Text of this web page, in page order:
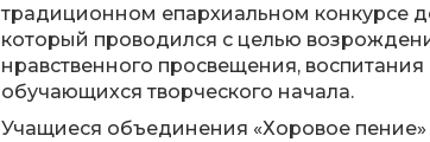
традиционном епархиальном конкурсе
который проводился с целью
нравственного просвещения,
обучающихся творческого начала.
Учащиеся объединения «Хоровое пение»